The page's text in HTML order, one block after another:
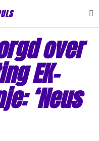
over
EK-
‘Neus